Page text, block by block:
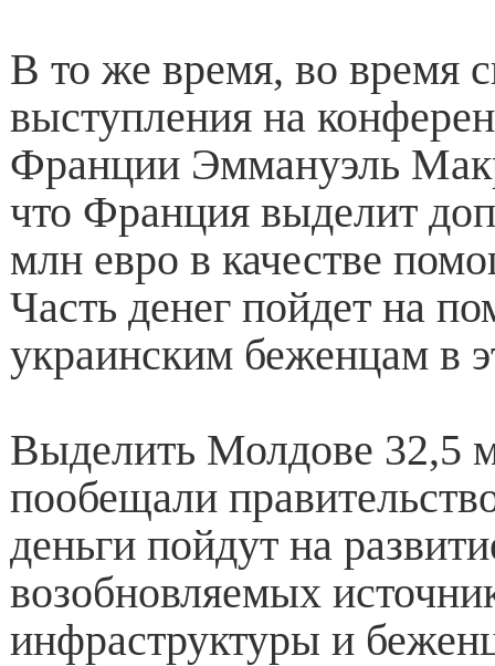
В то же время, во время
выступления на
Франции Эммануэль
что Франция выделит
млн евро в качестве
Часть денег пойдет на
украинским беженцам в
Выделить Молдове 32,5
пообещали
деньги пойдут на
возобновляемых
инфраструктуры и